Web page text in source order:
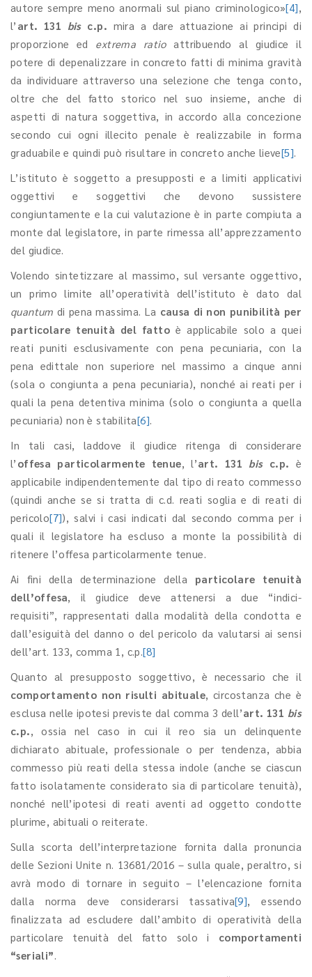
autore sempre meno anormali sul piano criminologico»[4],
l’ art. 131 bisc.p. mira a dare attuazione ai principi di
proporzione ed extrema ratioattribuendo al giudice il
potere di depenalizzare in concreto fatti di minima gravità
da individuare attraverso una selezione che tenga conto,
oltre che del fatto storico nel suo insieme, anche di
aspetti di natura soggettiva, in accordo alla concezione
secondo cui ogni illecito penale è realizzabile in forma
graduabile e quindi può risultare in concreto anche lieve[5].
L’istituto è soggetto a presupposti e a limiti applicativi
oggettivi e soggettivi che devono sussistere
congiuntamente e la cui valutazione è in parte compiuta a
monte dal legislatore, in parte rimessa all’apprezzamento
del giudice.
Volendo sintetizzare al massimo, sul versante oggettivo,
un primo limite all’operatività dell’istituto è dato dal
quantum di pena massima. La causa di non punibilità per
particolare tenuità del fatto è applicabile solo a quei
reati puniti esclusivamente con pena pecuniaria, con la
pena edittale non superiore nel massimo a cinque anni
(sola o congiunta a pena pecuniaria), nonché ai reati per i
quali la pena detentiva minima (solo o congiunta a quella
pecuniaria) non è stabilita[6].
In tali casi, laddove il giudice ritenga di considerare
l’ offesa particolarmente tenue, l’art. 131 bisc.p. è
applicabile indipendentemente dal tipo di reato commesso
(quindi anche se si tratta di c.d. reati soglia e di reati di
pericolo[7]), salvi i casi indicati dal secondo comma per i
quali il legislatore ha escluso a monte la possibilità di
ritenere l’offesa particolarmente tenue.
Ai fini della determinazione della particolare tenuità
dell’offesa, il giudice deve attenersi a due “indici-
requisiti”, rappresentati dalla modalità della condotta e
dall’esiguità del danno o del pericolo da valutarsi ai sensi
dell’art. 133, comma 1, c.p.[8]
Quanto al presupposto soggettivo, è necessario che il
comportamento non risulti abituale, circostanza che è
esclusa nelle ipotesi previste dal comma 3 dell’art. 131 bis
c.p., ossia nel caso in cui il reo sia un delinquente
dichiarato abituale, professionale o per tendenza, abbia
commesso più reati della stessa indole (anche se ciascun
fatto isolatamente considerato sia di particolare tenuità),
nonché nell’ipotesi di reati aventi ad oggetto condotte
plurime, abituali o reiterate.
Sulla scorta dell’interpretazione fornita dalla pronuncia
delle Sezioni Unite n. 13681/2016 – sulla quale, peraltro, si
avrà modo di tornare in seguito – l’elencazione fornita
dalla norma deve considerarsi tassativa[9], essendo
finalizzata ad escludere dall’ambito di operatività della
particolare tenuità del fatto solo i comportamenti
“seriali”.